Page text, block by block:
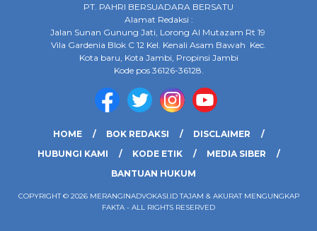
PT. PAHRI BERSUADARA BERSATU
Alamat Redaksi :
Jalan Sunan Gunung Jati, Lorong Al Mutazam Rt 19
Vila Gardenia Blok C 12 Kel. Kenali Asam Bawah Kec.
Kota baru, Kota Jambi, Propinsi Jambi
Kode pos 36126-36128.
HOME BOK REDAKSI
DISCLAIMER
HUBUNGI KAMI
KODE ETIK
MEDIA SIBER
BANTUAN HUKUM
COPYRIGHT © 2026 MERANGINADVOKASI.ID TAJAM & AKURAT MENGUNGKAP
FAKTA - ALL RIGHTS RESERVED